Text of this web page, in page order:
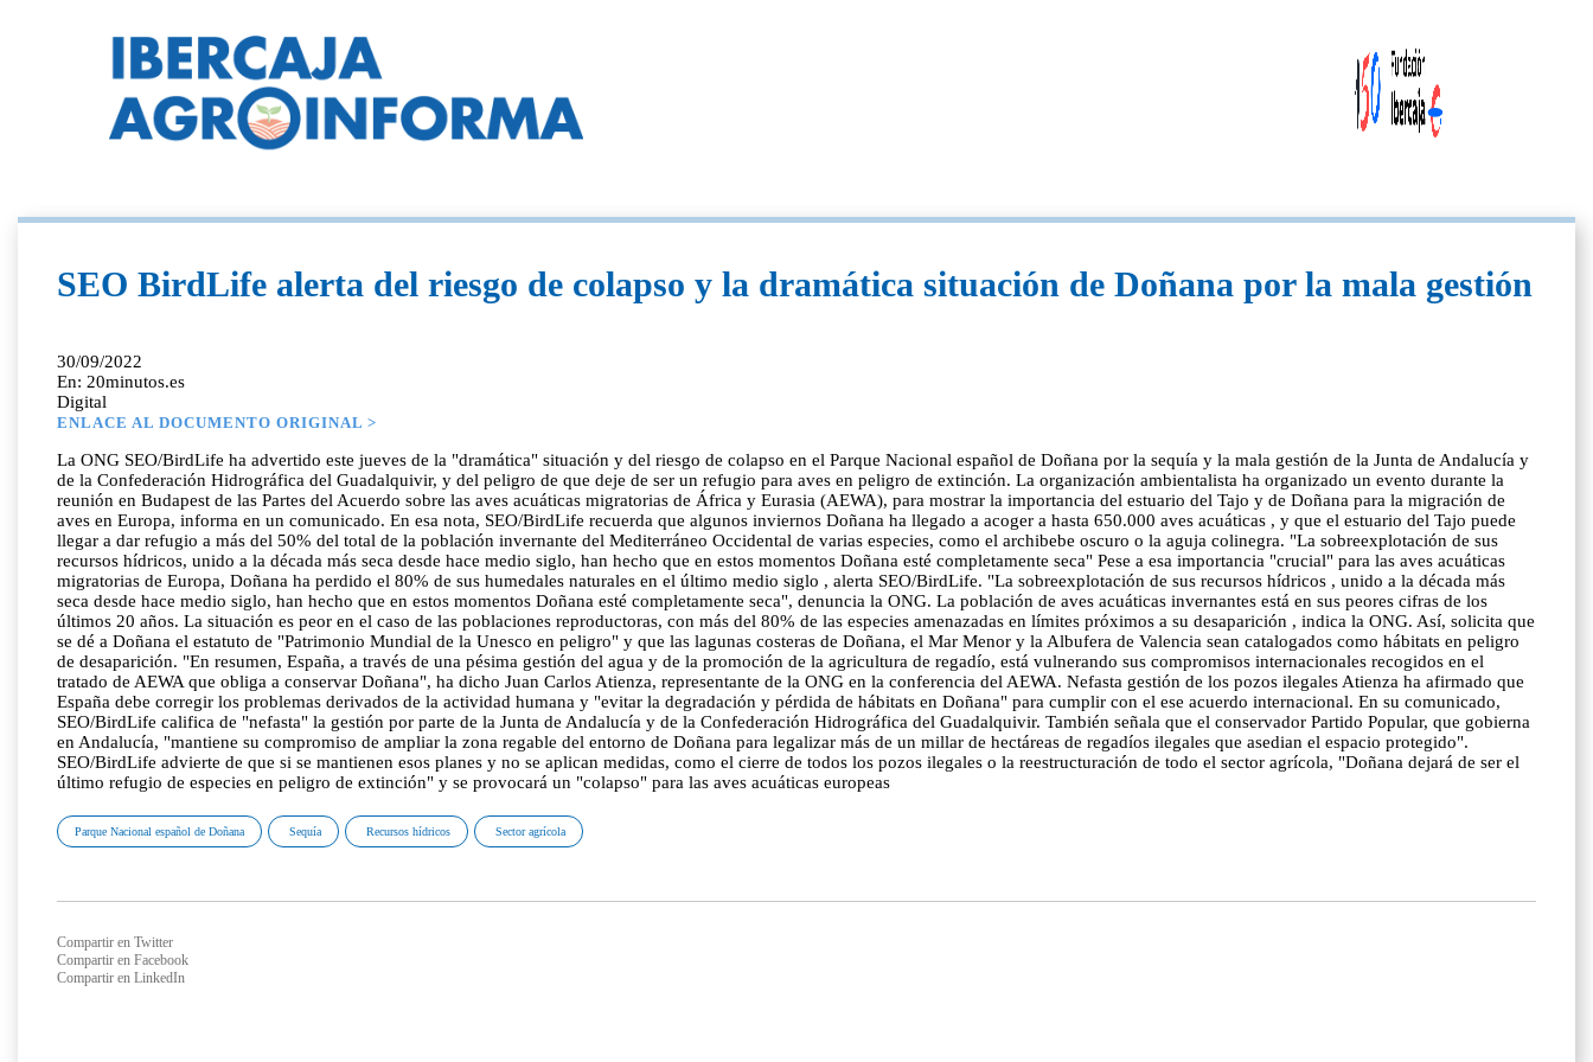
SEO BirdLife alerta del riesgo de colapso y la dramática situación de Doñana por la mala gestión
30/09/2022
En: 20minutos.es
Digital
ENLACE AL DOCUMENTO ORIGINAL >
La ONG SEO/BirdLife ha advertido este jueves de la "dramática" situación y del riesgo de colapso en el Parque Nacional español de Doñana por la sequía y la mala gestión de la Junta de Andalucía y
de la Confederación Hidrográfica del Guadalquivir, y del peligro de que deje de ser un refugio para aves en peligro de extinción. La organización ambientalista ha organizado un evento durante la
reunión en Budapest de las Partes del Acuerdo sobre las aves acuáticas migratorias de África y Eurasia (AEWA), para mostrar la importancia del estuario del Tajo y de Doñana para la migración de
aves en Europa, informa en un comunicado. En esa nota, SEO/BirdLife recuerda que algunos inviernos Doñana ha llegado a acoger a hasta 650.000 aves acuáticas , y que el estuario del Tajo puede
llegar a dar refugio a más del 50% del total de la población invernante del Mediterráneo Occidental de varias especies, como el archibebe oscuro o la aguja colinegra. "La sobreexplotación de sus
recursos hídricos, unido a la década más seca desde hace medio siglo, han hecho que en estos momentos Doñana esté completamente seca" Pese a esa importancia "crucial" para las aves acuáticas
migratorias de Europa, Doñana ha perdido el 80% de sus humedales naturales en el último medio siglo , alerta SEO/BirdLife. "La sobreexplotación de sus recursos hídricos , unido a la década más
seca desde hace medio siglo, han hecho que en estos momentos Doñana esté completamente seca", denuncia la ONG. La población de aves acuáticas invernantes está en sus peores cifras de los
últimos 20 años. La situación es peor en el caso de las poblaciones reproductoras, con más del 80% de las especies amenazadas en límites próximos a su desaparición , indica la ONG. Así, solicita que
se dé a Doñana el estatuto de "Patrimonio Mundial de la Unesco en peligro" y que las lagunas costeras de Doñana, el Mar Menor y la Albufera de Valencia sean catalogados como hábitats en peligro
de desaparición. "En resumen, España, a través de una pésima gestión del agua y de la promoción de la agricultura de regadío, está vulnerando sus compromisos internacionales recogidos en el
tratado de AEWA que obliga a conservar Doñana", ha dicho Juan Carlos Atienza, representante de la ONG en la conferencia del AEWA. Nefasta gestión de los pozos ilegales Atienza ha afirmado que
España debe corregir los problemas derivados de la actividad humana y "evitar la degradación y pérdida de hábitats en Doñana" para cumplir con el ese acuerdo internacional. En su comunicado,
SEO/BirdLife califica de "nefasta" la gestión por parte de la Junta de Andalucía y de la Confederación Hidrográfica del Guadalquivir. También señala que el conservador Partido Popular, que gobierna
en Andalucía, "mantiene su compromiso de ampliar la zona regable del entorno de Doñana para legalizar más de un millar de hectáreas de regadíos ilegales que asedian el espacio protegido".
SEO/BirdLife advierte de que si se mantienen esos planes y no se aplican medidas, como el cierre de todos los pozos ilegales o la reestructuración de todo el sector agrícola, "Doñana dejará de ser el
último refugio de especies en peligro de extinción" y se provocará un "colapso" para las aves acuáticas europeas
Parque Nacional español de Doñana Sequía Recursos hídricos Sector agrícola
Compartir en Twitter
Compartir en Facebook
Compartir en LinkedIn